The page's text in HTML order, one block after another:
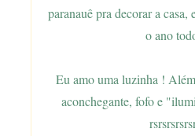
paranauê pra decorar a casa,
o ano
Eu amo uma luzinha !
aconchegante, fofo e